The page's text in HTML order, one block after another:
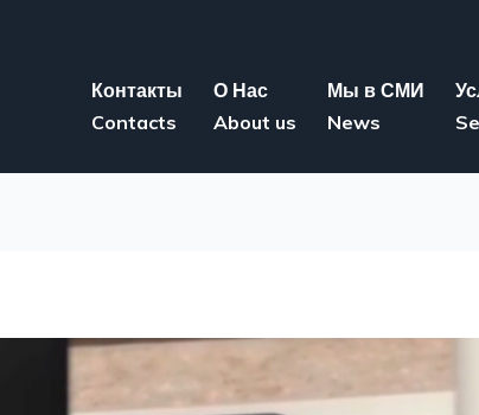
Контакты
Contacts
О Нас
About us
Мы в СМИ
News